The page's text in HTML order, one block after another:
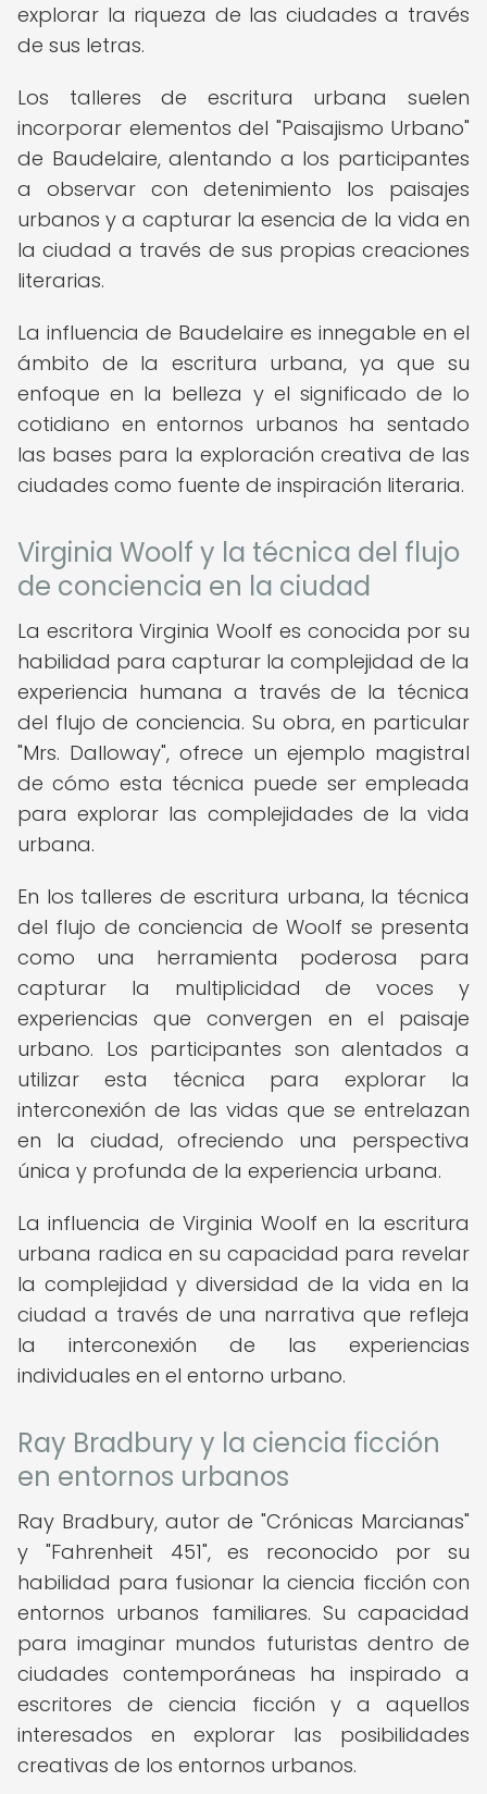
explorar la riqueza de las ciudades a través
de sus letras.
Los talleres de escritura urbana suelen
incorporar elementos del "Paisajismo Urbano"
de Baudelaire, alentando a los participantes
a observar con detenimiento los paisajes
urbanos y a capturar la esencia de la vida en
la ciudad a través de sus propias creaciones
literarias.
La influencia de Baudelaire es innegable en el
ámbito de la escritura urbana, ya que su
enfoque en la belleza y el significado de lo
cotidiano en entornos urbanos ha sentado
las bases para la exploración creativa de las
ciudades como fuente de inspiración literaria.
Virginia Woolf y la técnica del flujo
de conciencia en la ciudad
La escritora Virginia Woolf es conocida por su
habilidad para capturar la complejidad de la
experiencia humana a través de la técnica
del flujo de conciencia. Su obra, en particular
"Mrs. Dalloway", ofrece un ejemplo magistral
de cómo esta técnica puede ser empleada
para explorar las complejidades de la vida
urbana.
En los talleres de escritura urbana, la técnica
del flujo de conciencia de Woolf se presenta
como una herramienta poderosa para
capturar la multiplicidad de voces y
experiencias que convergen en el paisaje
urbano. Los participantes son alentados a
utilizar esta técnica para explorar la
interconexión de las vidas que se entrelazan
en la ciudad, ofreciendo una perspectiva
única y profunda de la experiencia urbana.
La influencia de Virginia Woolf en la escritura
urbana radica en su capacidad para revelar
la complejidad y diversidad de la vida en la
ciudad a través de una narrativa que refleja
la interconexión de las experiencias
individuales en el entorno urbano.
Ray Bradbury y la ciencia ficción
en entornos urbanos
Ray Bradbury, autor de "Crónicas Marcianas"
y "Fahrenheit 451", es reconocido por su
habilidad para fusionar la ciencia ficción con
entornos urbanos familiares. Su capacidad
para imaginar mundos futuristas dentro de
ciudades contemporáneas ha inspirado a
escritores de ciencia ficción y a aquellos
interesados en explorar las posibilidades
creativas de los entornos urbanos.